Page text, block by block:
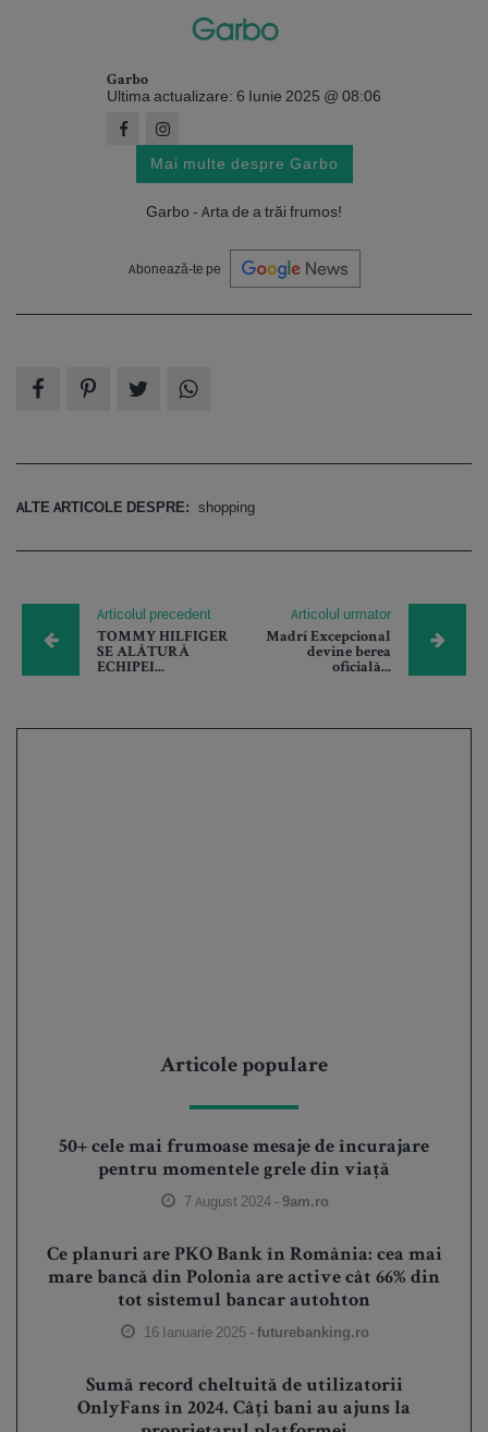
Garbo
Ultima actualizare: 6 Iunie 2025 @ 08:06
Mai multe despre Garbo
Garbo - Arta de a trăi frumos!
Abonează-te pe
ALTE ARTICOLE DESPRE: shopping
Articolul precedent
TOMMY HILFIGER
SE ALĂTURĂ
ECHIPEI...
Articolul urmator
Madrí Excepcional
devine berea
oficială...
Articole populare
50+ cele mai frumoase mesaje de încurajare
pentru momentele grele din viață
7 August 2024 -9am.ro
Ce planuri are PKO Bank în România: cea mai
mare bancă din Polonia are active cât 66% din
tot sistemul bancar autohton
16 Ianuarie 2025 -futurebanking.ro
Sumă record cheltuită de utilizatorii
OnlyFans în 2024. Câți bani au ajuns la